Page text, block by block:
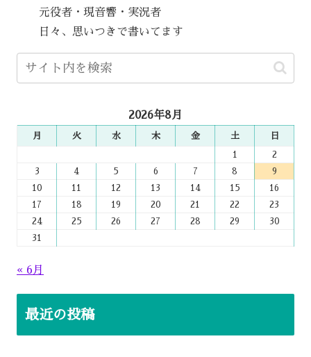
元役者・現音響・実況者
日々、思いつきで書いてます
2026年8月
月 火 水 木 金 土 日
1
2
3
4 5 6 7 8
9
10
11 12 13 14 15
16
17
18 19 20 21 22
23
24
25 26 27 28 29
30
31
« 6月
最近の投稿